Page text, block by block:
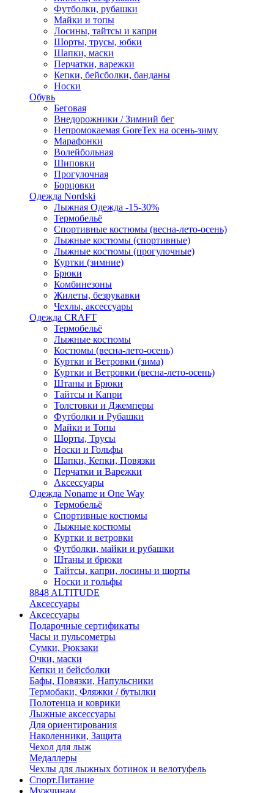
Футболки, рубашки
Майки и топы
Лосины, тайтсы и капри
Шорты, трусы, юбки
Шапки, маски
Перчатки, варежки
Кепки, бейсболки, банданы
Носки
Обувь
Беговая
Внедорожники / Зимний бег
Непромокаемая GoreTex на осень-зиму
Марафонки
Волейбольная
Шиповки
Прогулочная
Борцовки
Одежда Nordski
Лыжная Одежда -15-30%
Термобельё
Спортивные костюмы (весна-лето-осень)
Лыжные костюмы (спортивные)
Лыжные костюмы (прогулочные)
Куртки (зимние)
Брюки
Комбинезоны
Жилеты, безрукавки
Чехлы, аксессуары
Одежда CRAFT
Термобельё
Лыжные костюмы
Костюмы (весна-лето-осень)
Куртки и Ветровки (зима)
Куртки и Ветровки (весна-лето-осень)
Штаны и Брюки
Тайтсы и Капри
Толстовки и Джемперы
Футболки и Рубашки
Майки и Топы
Шорты, Трусы
Носки и Гольфы
Шапки, Кепки, Повязки
Перчатки и Варежки
Аксессуары
Одежда Noname и One Way
Термобельё
Спортивные костюмы
Лыжные костюмы
Куртки и ветровки
Футболки, майки и рубашки
Штаны и брюки
Тайтсы, капри, лосины и шорты
Носки и гольфы
8848 ALTITUDE
Аксессуары
Аксессуары
Подарочные сертификаты
Часы и пульсометры
Сумки, Рюкзаки
Очки, маски
Кепки и бейсболки
Бафы, Повязки, Напульсники
Термобаки, Фляжки / бутылки
Полотенца и коврики
Лыжные аксессуары
Для ориентирования
Наколенники, Защита
Чехол для лыж
Медаллеры
Чехлы для лыжных ботинок и велотуфель
Спорт.Питание
Мужчинам